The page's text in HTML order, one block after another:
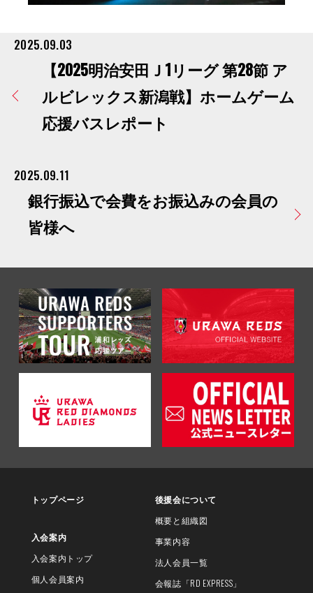
2025.09.03
【2025明治安田Ｊ1リーグ 第28節 ア
ルビレックス新潟戦】ホームゲーム
応援バスレポート
2025.09.11
銀行振込で会費をお振込みの会員の
皆様へ
トップページ
入会案内
入会案内トップ
個人会員案内
後援会について
概要と組織図
事業内容
法人会員一覧
会報誌 「RD EXPRESS」